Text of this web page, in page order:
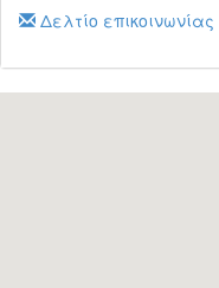
Δελτίο επικοινωνίας